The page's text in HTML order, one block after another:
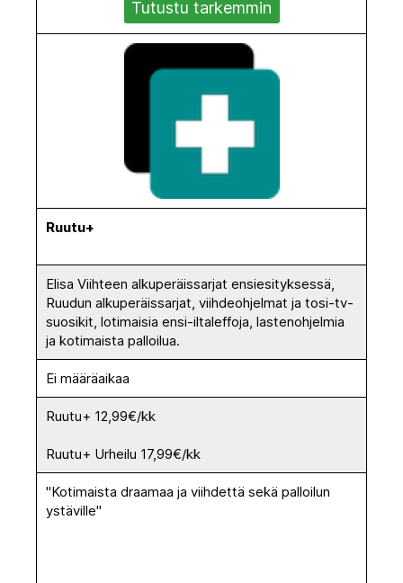
Tutustu tarkemmin
Ruutu+
Elisa Viihteen alkuperäissarjat ensiesityksessä,
Ruudun alkuperäissarjat, viihdeohjelmat ja tosi-tv-
suosikit, lotimaisia ensi-iltaleffoja, lastenohjelmia
ja kotimaista palloilua.
Ei määräaikaa
Ruutu+ 12,99€/kk
Ruutu+ Urheilu 17,99€/kk
"Kotimaista draamaa ja viihdettä sekä palloilun
ystäville"